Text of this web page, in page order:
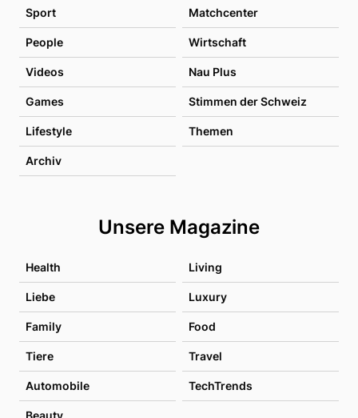
Sport Matchcenter
People Wirtschaft
Videos Nau Plus
Games Stimmen der Schweiz
Lifestyle Themen
Archiv
Unsere Magazine
Health Living
Liebe Luxury
Family Food
Tiere Travel
Automobile TechTrends
Beauty